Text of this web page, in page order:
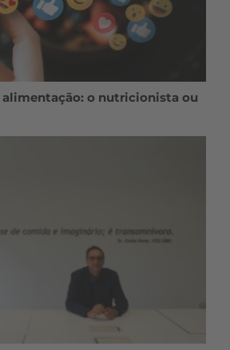
alimentação: o nutricionista ou